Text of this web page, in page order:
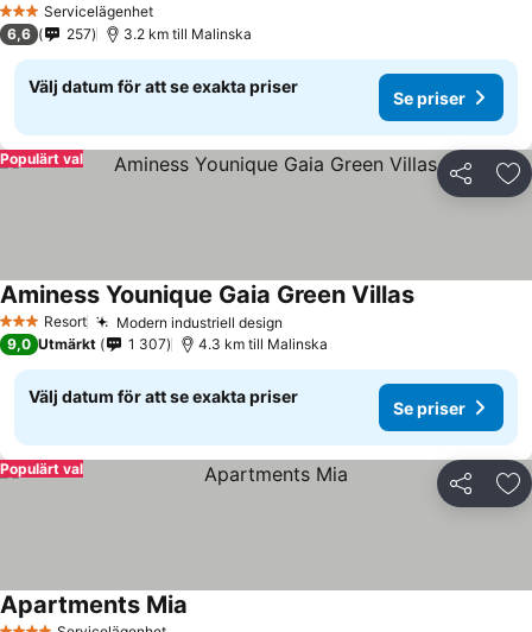
3 StjärnorServicelägenhet
6,6 257 3.2 km till Malinska
Välj datum för att se exakta priser
Se priser
Dela
Populärt val
3 StjärnorResort Modern industriell design
Aminess Younique Gaia Green Villas
9,0 Utmärkt 1 307 4.3 km till Malinska
Välj datum för att se exakta priser
Se priser
Dela
Populärt val
Apartments Mia